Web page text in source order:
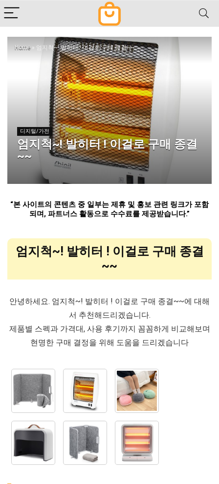
Home » 엄지척~! 발히터 ! 이걸로 구매 종결~~
디지털/가전
엄지척~! 발히터 ! 이걸로 구매 종결
~~
“본 사이트의 콘텐츠 중 일부는 제휴 및 홍보 관련 링크가 포함
되며, 파트너스 활동으로 수수료를 제공받습니다.”
엄지척~! 발히터 ! 이걸로 구매 종결
~~
안녕하세요. 엄지척~! 발히터 ! 이걸로 구매 종결~~에 대해
서 추천해드리겠습니다.
제품별 스펙과 가격대, 사용 후기까지 꼼꼼하게 비교해보며
현명한 구매 결정을 위해 도움을 드리겠습니다